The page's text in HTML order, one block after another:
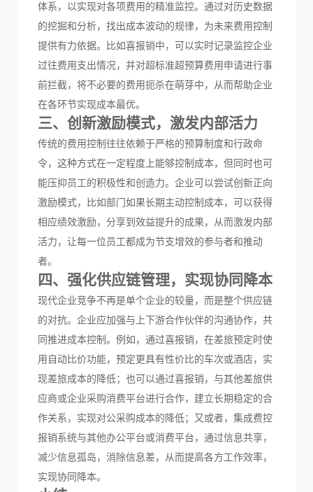
体系，以实现对各项费用的精准监控。通过对历史数据
的挖掘和分析，找出成本波动的规律，为未来费用控制
提供有力依据。
比如喜报销中，可以实时记录监控企业
过往费用支出情况，并对超标准超预算费用申请进行事
前拦截，将不必要的费用扼杀在萌芽中，从而帮助企业
在各环节实现成本最优。
三、 创新激励模式，激发内部活力
传统的费用控制往往依赖于严格的预算制度和行政命
令，这种方式在一定程度上能够控制成本，但同时也可
能压抑 员工的积极性和创造力。企业可以尝试创新正向
激励模式，
比如部门如果长期主动控制成本，可以获得
相应绩效激励，分享到效益提升的成果，从而激发内部
活力， 让每一位员工都成为节支增效的参与者和推动
者。
四、强化供应链管理，实现协同降本
现代企业竞争不再是单个企业的较量，而是整个供应链
的对抗。企业应加强与上下游合作伙伴的沟通协作，共
同推进成本控制。例如，通过喜报销，在差旅预定时使
用自动比价功能，预定更具有性价比的车次或酒店，实
现差旅成本的降低；也可以通过喜报销，与其他差旅供
应商或企业采购消费平台进行合作， 建立长期稳定的合
作关系，实现对公采购成本的降低；
又或者，集成费控
报销系统与其他办公平台或消费平台， 通过信息共享，
减少信息孤岛，消除信息差，从而提高各方工作效率，
实现协同降本。